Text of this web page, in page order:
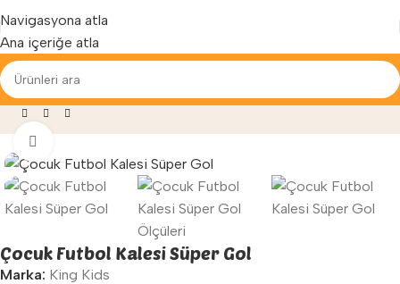
Navigasyona atla
Ana içeriğe atla
Yenilenen arayüzümüz ile hizmetinizdeyiz...
» Mağaza»
Çocuk Futbol Kalesi Süper Gol
Marka: King Kids